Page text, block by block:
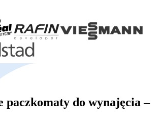
paczkomaty do wynajęcia –